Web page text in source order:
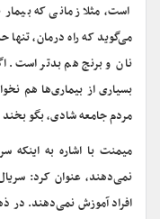
است، مثلا زمانی که
می‌گوید که راه درمان،
نان و برنج هم بدتر است.
بسیاری از بیماری‌ها هم
مردم جامعه شادی، بگو
میمنت با اشاره به اینکه
نمی‌دهند، عنوان کرد:
افراد آموزش نمی‌دهند. در